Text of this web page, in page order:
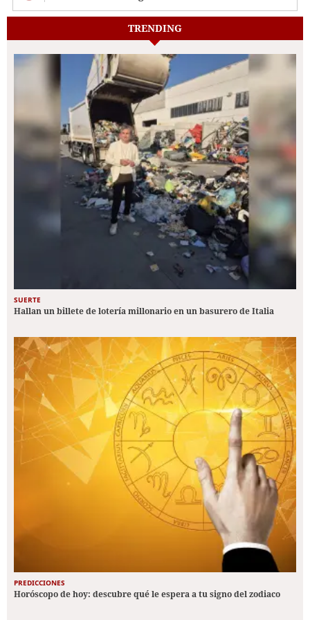
TRENDING
SUERTE
Hallan un billete de lotería millonario en un basurero de Italia
PREDICCIONES
Horóscopo de hoy: descubre qué le espera a tu signo del zodiaco